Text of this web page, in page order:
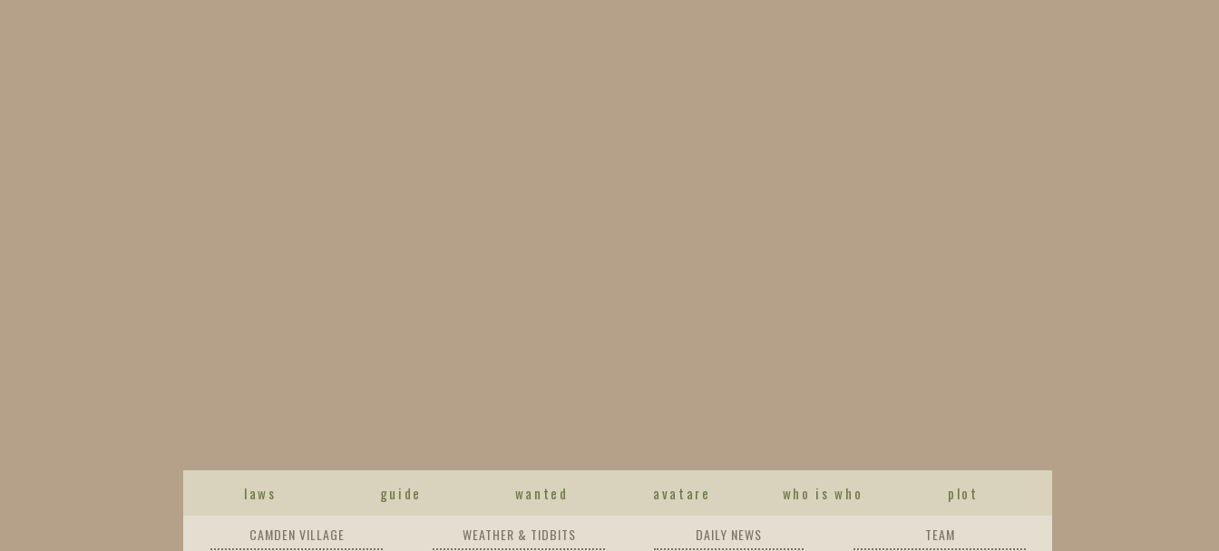
laws guide wanted avatare who is who plot
CAMDEN VILLAGE WEATHER & TIDBITS DAILY NEWS TEAM